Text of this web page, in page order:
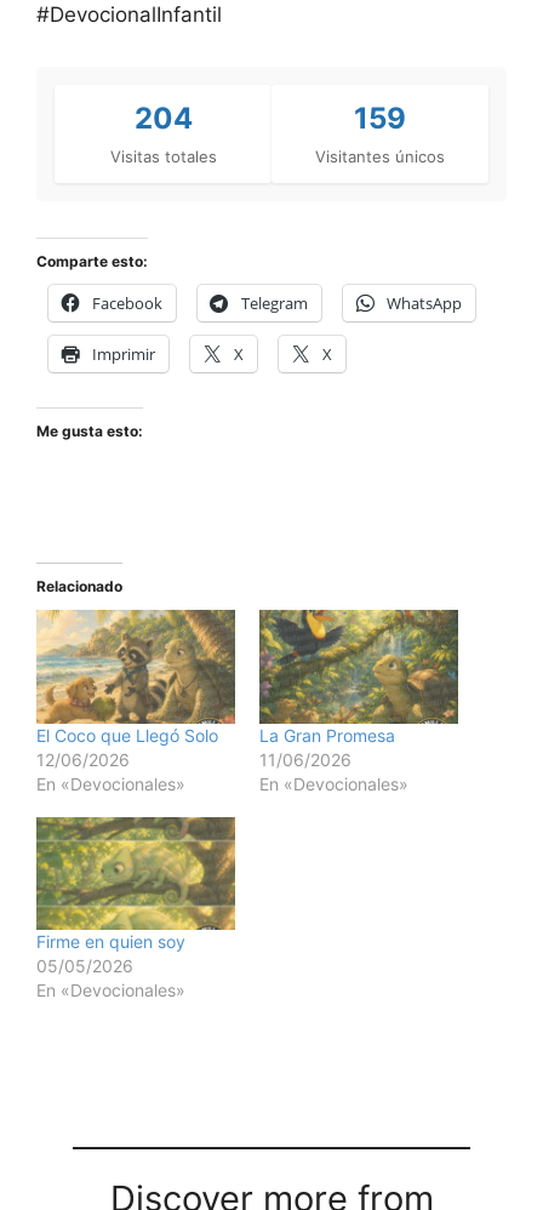
#DevocionalInfantil
204
Visitas totales
159
Visitantes únicos
Comparte esto:
Facebook Telegram WhatsApp
Imprimir X X
Me gusta esto:
Relacionado
El Coco que Llegó Solo
12/06/2026
En «Devocionales»
La Gran Promesa
11/06/2026
En «Devocionales»
Firme en quien soy
05/05/2026
En «Devocionales»
Discover more from